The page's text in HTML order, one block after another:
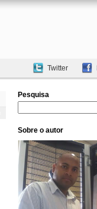
Twitter
Pesquisa
Pesquisar
Sobre o autor